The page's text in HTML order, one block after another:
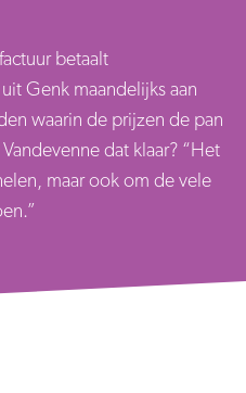
betaalt
Genk maandelijks aan
waarin de prijzen de pan
dat klaar? “Het
maar ook om de vele